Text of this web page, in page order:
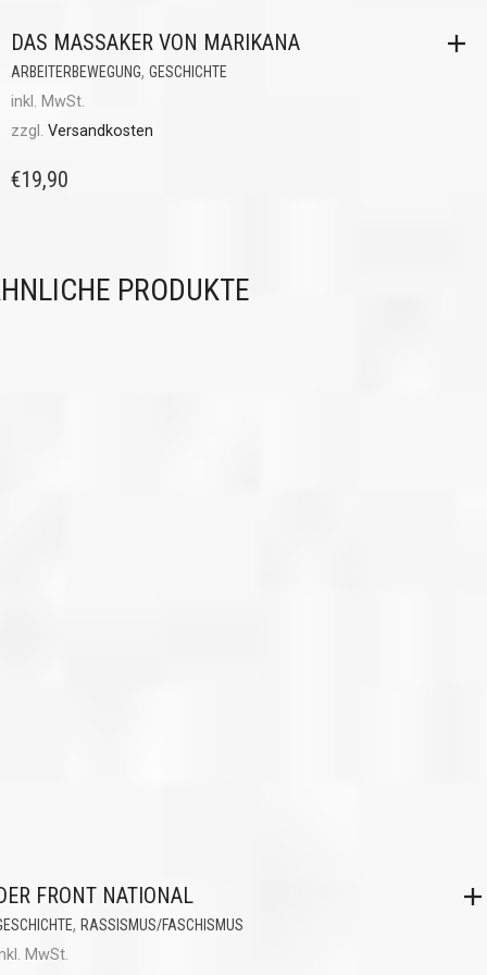
DAS MASSAKER VON MARIKANA
ARBEITERBEWEGUNG, GESCHICHTE
inkl. MwSt.
zzgl. Versandkosten
€19,90
PRODUKTE
FRONT NATIONAL
, RASSISMUS/FASCHISMUS
MwSt.